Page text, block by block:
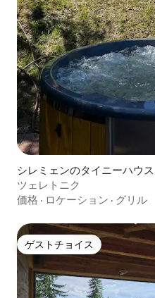
シレミェンのタイニーハウス
ツェレトニク
価格 · ロケーション · グリル
ゲストチョイス
ゲストチョイス